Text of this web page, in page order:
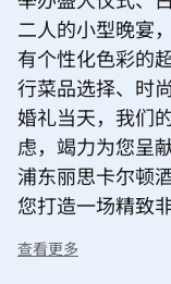
二人的小型晚宴
有个性化色彩的
行菜品选择、时
婚礼当天，我们
虑，竭力为您呈
浦东丽思卡尔顿
您打造一场精致
有各种套餐供您
查看更多